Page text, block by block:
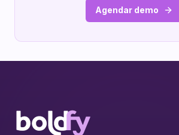
Agendar demo